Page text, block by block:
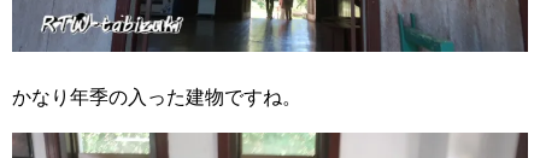
かなり年季の入った建物ですね。